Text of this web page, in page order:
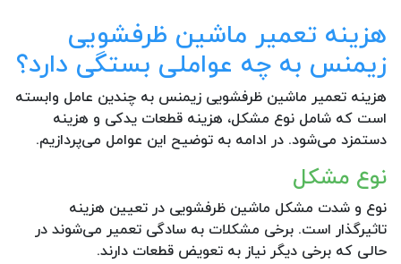
هزینه تعمیر ماشین ظرفشویی
زیمنس به چه عواملی بستگی دارد؟
هزینه تعمیر ماشین ظرفشویی زیمنس به چندین عامل وابسته
است که شامل نوع مشکل، هزینه قطعات یدکی و هزینه
دستمزد می‌شود. در ادامه به توضیح این عوامل می‌پردازیم.
نوع مشکل
نوع و شدت مشکل ماشین ظرفشویی در تعیین هزینه
تاثیرگذار است. برخی مشکلات به سادگی تعمیر می‌شوند در
حالی که برخی دیگر نیاز به تعویض قطعات دارند.